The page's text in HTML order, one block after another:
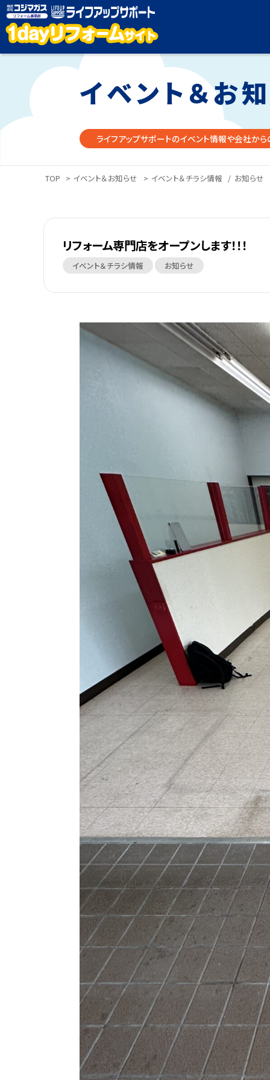
イベント＆お
ライフアップサポートのイベント情報や会社から
TOP > イベント＆お知らせ > イベント＆チラシ情報 / お知らせ
リフォーム専門店をオープンします！！！
イベント＆チラシ情報 お知らせ